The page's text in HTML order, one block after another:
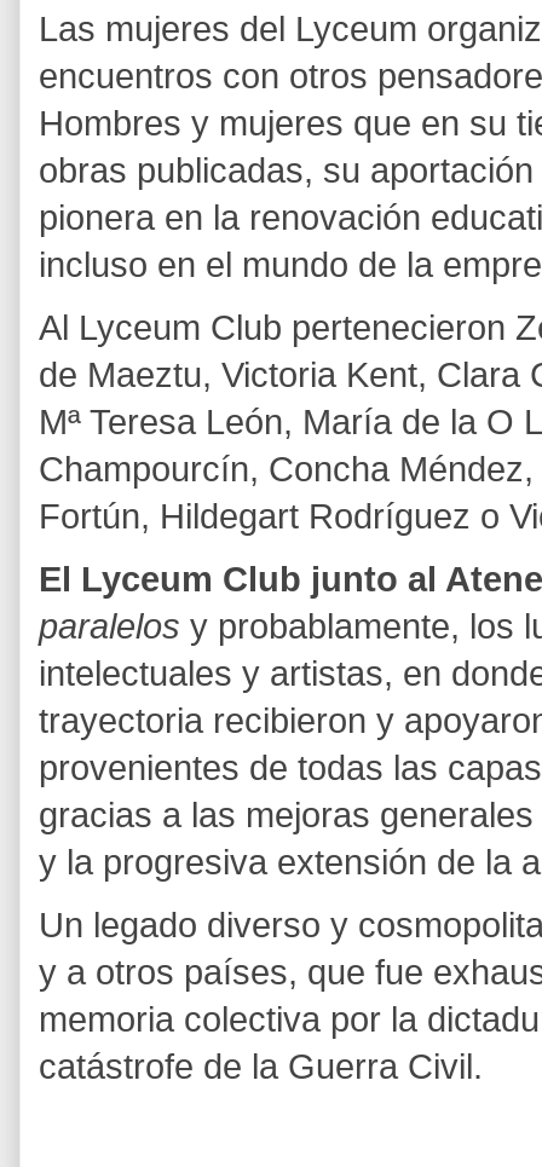
Las mujeres del Lyceum
encuentros con otros
Hombres y mujeres que en su
obras publicadas, su
pionera en la renovación
incluso en el mundo de la
Al Lyceum Club pertenecieron
de Maeztu, Victoria Kent, Clara
Mª Teresa León, María de la O
Champourcín, Concha
Fortún, Hildegart Rodríguez o
El Lyceum Club junto al
paralelos y probablamente, los
intelectuales y artistas, en
trayectoria recibieron y
provenientes de todas las
gracias a las mejoras
y la progresiva extensión de la
Un legado diverso y
y a otros países, que fue
memoria colectiva por la
catástrofe de la Guerra Civil.